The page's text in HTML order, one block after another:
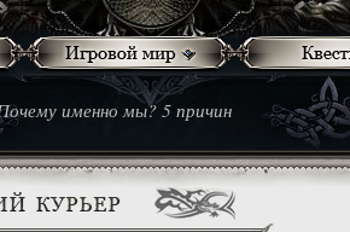
именно мы? 5 причин